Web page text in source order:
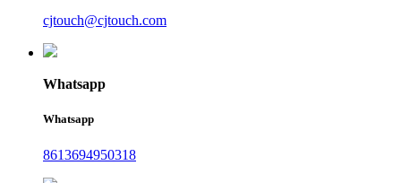
cjtouch@cjtouch.com
Whatsapp
Whatsapp
8613694950318